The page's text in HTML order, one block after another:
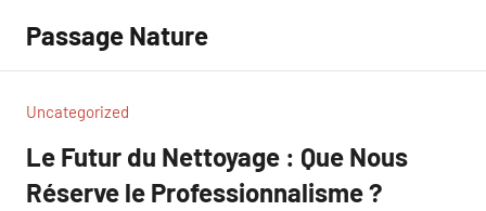
contenu
Passage Nature
Uncategorized
Le Futur du Nettoyage : Que Nous
Réserve le Professionnalisme ?